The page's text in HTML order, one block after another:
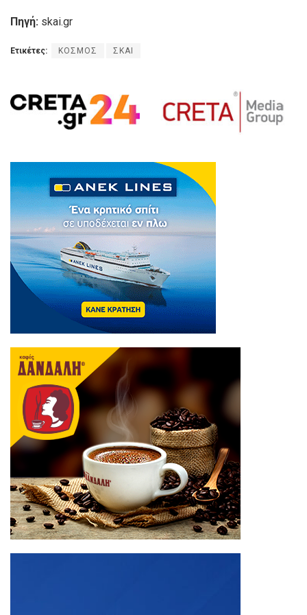
Πηγή: skai.gr
Ετικέτες: ΚΟΣΜΟΣ ΣΚΑΙ